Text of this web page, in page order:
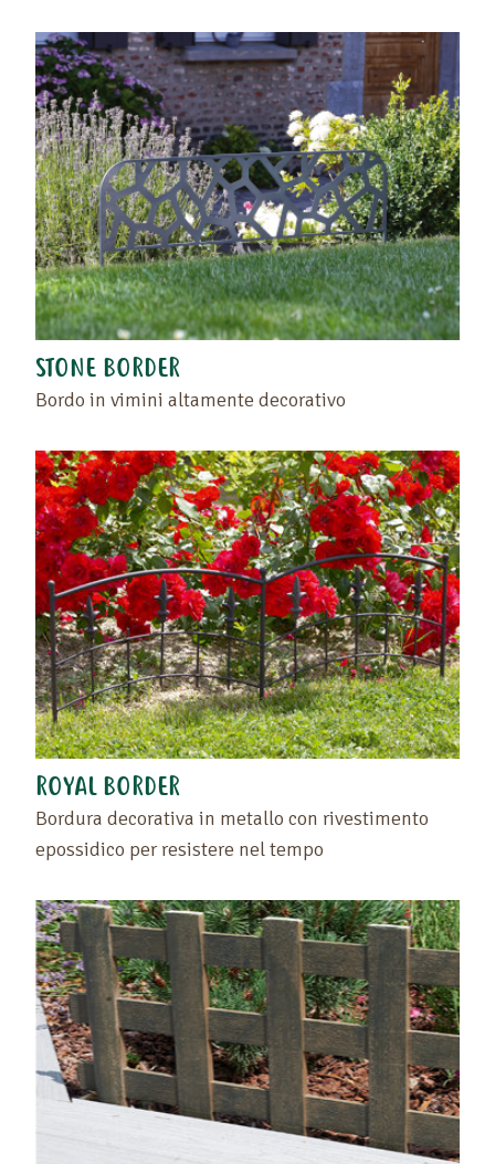
STONE BORDER
Bordo in vimini altamente decorativo
ROYAL BORDER
Bordura decorativa in metallo con rivestimento
epossidico per resistere nel tempo